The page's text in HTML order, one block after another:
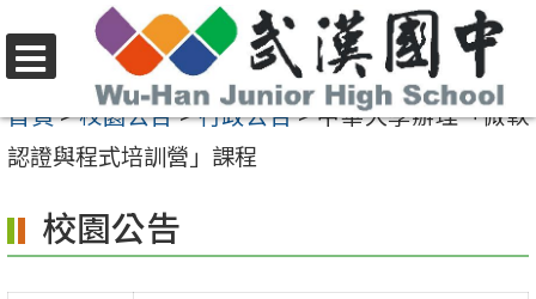
至
要
容
區
選
單
首頁>校園公告>行政公告>中華大學辦理「微軟
認證與程式培訓營」課程
校園公告